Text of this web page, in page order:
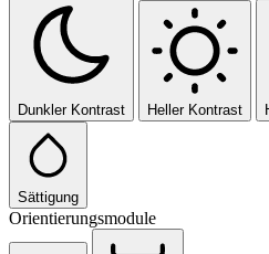
Dunkler Kontrast Heller Kontrast
Sättigung
Orientierungsmodule